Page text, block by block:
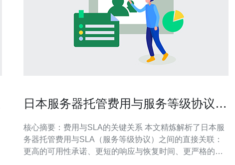
日本服务器托管费用与服务等级协议
核心摘要：费用与SLA的关键关系 本文精炼解析了日本服
务器托管费用与SLA（服务等级协议）之间的直接关联：
更高的可用性承诺、更短的响应与恢复时间、更严格的赔